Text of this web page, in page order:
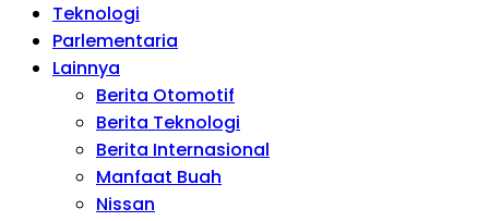
Teknologi
Parlementaria
Lainnya
Berita Otomotif
Berita Teknologi
Berita Internasional
Manfaat Buah
Nissan